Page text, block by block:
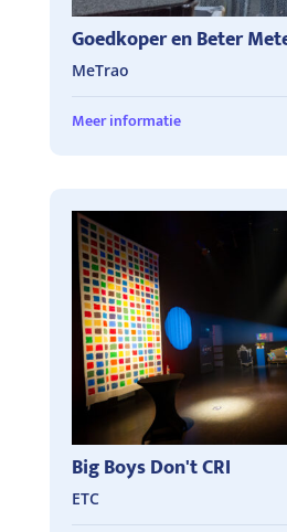
Goedkoper en Beter
MeTrao
Meer informatie
Big Boys Don't CRI
ETC